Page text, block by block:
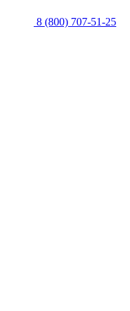
8 (800) 707-51-25